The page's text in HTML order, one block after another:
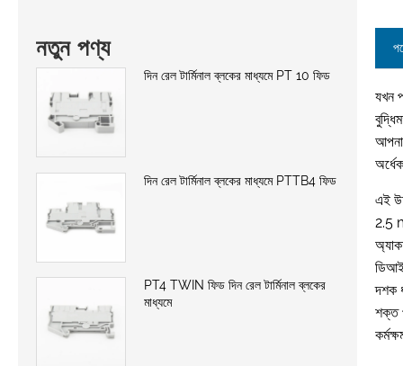
নতুন পণ্য
দিন রেল টার্মিনাল ব্লকের মাধ্যমে PT 10 ফিড
দিন রেল টার্মিনাল ব্লকের মাধ্যমে PTTB4 ফিড
PT4 TWIN ফিড দিন রেল টার্মিনাল ব্লকের
মাধ্যমে
যখন
এই
2.5
দশক
শক্ত